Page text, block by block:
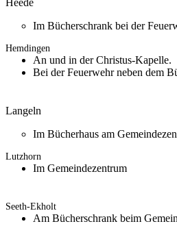
Im Bücherschrank bei der
Hemdingen
An und in der Christus-Kapelle.
Bei der Feuerwehr neben dem
Langeln
Im Bücherhaus am
Lutzhorn
Im Gemeindezentrum
Seeth-Ekholt
Am Bücherschrank beim